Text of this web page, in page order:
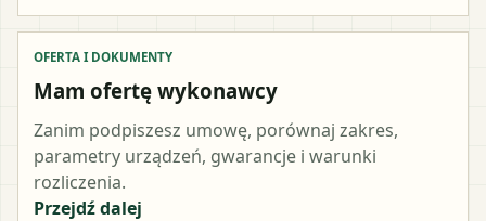
OFERTA I DOKUMENTY
Mam ofertę wykonawcy
Zanim podpiszesz umowę, porównaj zakres,
parametry urządzeń, gwarancje i warunki
rozliczenia.
Przejdź dalej